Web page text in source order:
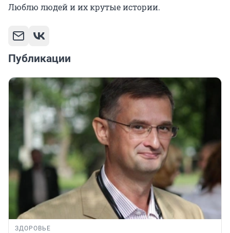
Люблю людей и их крутые истории.
Публикации
ЗДОРОВЬЕ